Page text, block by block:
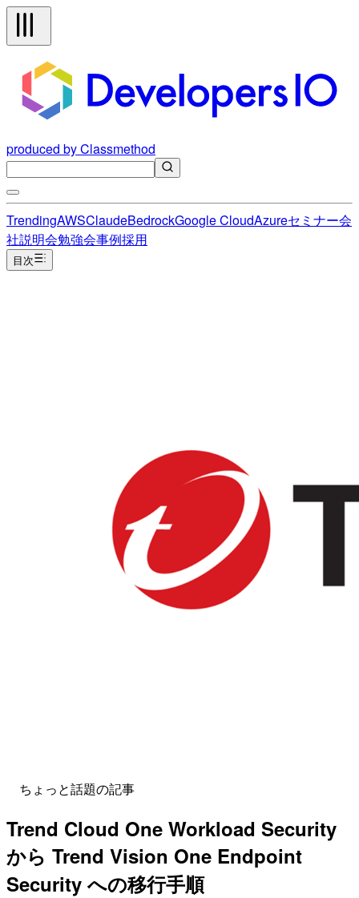
produced by Classmethod
TrendingAWSClaudeBedrockGoogle CloudAzureセミナー会
社説明会勉強会事例採用
目次
ちょっと話題の記事
Trend Cloud One Workload Security
から Trend Vision One Endpoint
Security への移行手順